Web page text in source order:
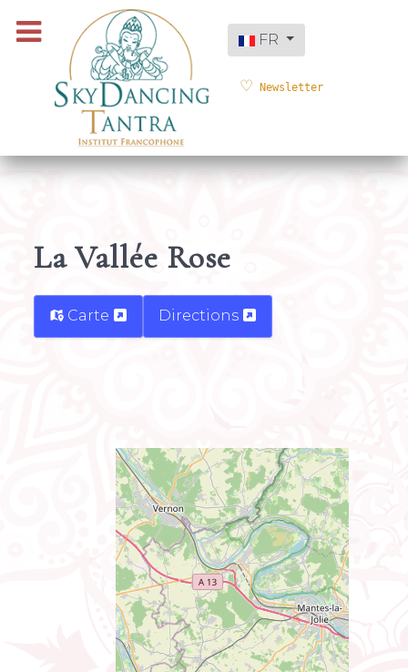
Sélectionnez votre langue
FR
Newsletter
La Vallée Rose
Carte Directions